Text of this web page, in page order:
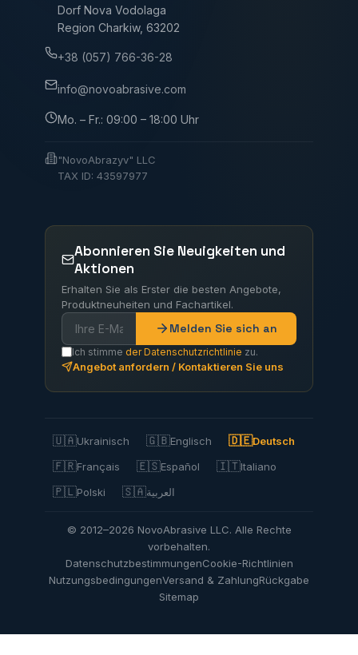
Dorf Nova Vodolaga
Region Charkiw, 63202
+38 (057) 766-36-28
info@novoabrasive.com
Mo. – Fr.: 09:00 – 18:00 Uhr
"NovoAbrazyv" LLC
TAX ID: 43597977
Abonnieren Sie Neuigkeiten und
Aktionen
Erhalten Sie als Erster die besten Angebote,
Produktneuheiten und Fachartikel.
Melden Sie sich an
Ich stimme der Datenschutzrichtlinie zu.
Angebot anfordern / Kontaktieren Sie uns
🇺🇦Ukrainisch 🇬🇧Englisch 🇩🇪Deutsch
🇫🇷Français 🇪🇸Español 🇮🇹Italiano
🇵🇱Polski 🇸🇦العربية
© 2012–2026 NovoAbrasive LLC. Alle Rechte
vorbehalten.
DatenschutzbestimmungenCookie-Richtlinien
NutzungsbedingungenVersand & ZahlungRückgabe
Sitemap